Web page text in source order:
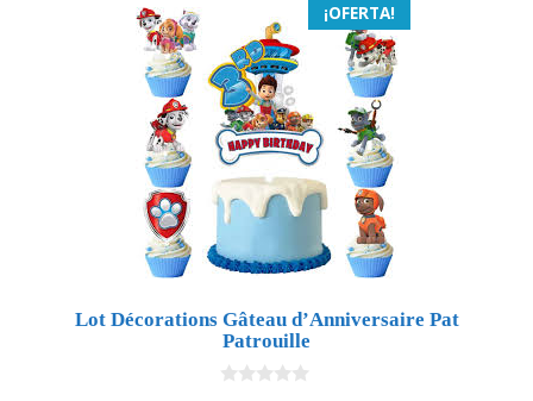
¡OFERTA!
Lot Décorations Gâteau d’Anniversaire Pat
Patrouille